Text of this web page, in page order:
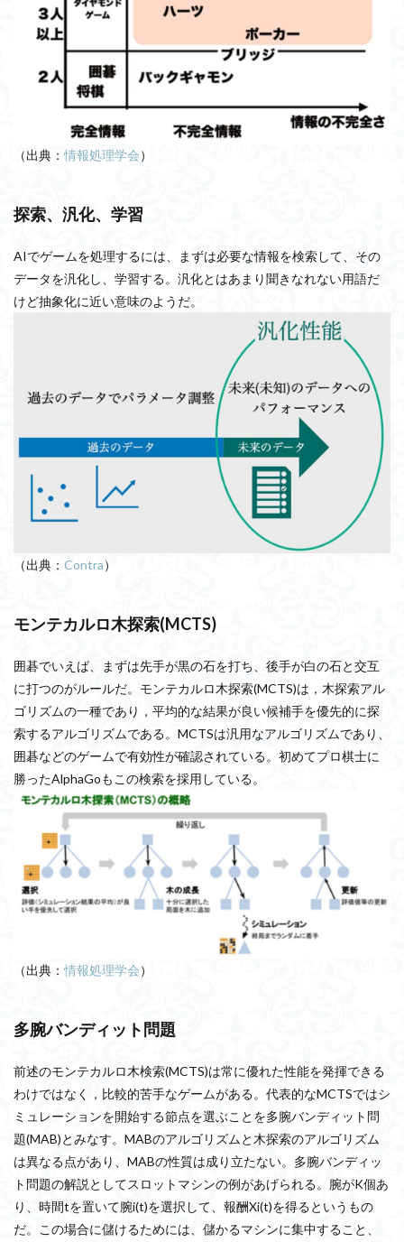
（出典：情報処理学会）
探索、汎化、学習
AIでゲームを処理するには、まずは必要な情報を検索して、その
データを汎化し、学習する。汎化とはあまり聞きなれない用語だ
けど抽象化に近い意味のようだ。
（出典： Contra）
モンテカルロ木探索(MCTS)
囲碁でいえば、まずは先手が黒の石を打ち、後手が白の石と交互
に打つのがルールだ。モンテカルロ木探索(MCTS)は，木探索アル
ゴリズムの一種であり，平均的な結果が良い候補手を優先的に探
索するアルゴリズムである。MCTSは汎用なアルゴリズムであり、
囲碁などのゲームで有効性が確認されている。初めてプロ棋士に
勝ったAlphaGoもこの検索を採用している。
（出典：情報処理学会）
多腕バンディット問題
前述のモンテカルロ木検索(MCTS)は常に優れた性能を発揮できる
わけではなく，比較的苦手なゲームがある。代表的なMCTSではシ
ミュレーションを開始する節点を選ぶことを多腕バンディット問
題(MAB)とみなす。MABのアルゴリズムと木探索のアルゴリズム
は異なる点があり、MABの性質は成り立たない。多腕バンディッ
ト問題の解説としてスロットマシンの例があげられる。腕がK個あ
り、時間tを置いて腕i(t)を選択して、報酬Xi(t)を得るというもの
だ。この場合に儲けるためには、儲かるマシンに集中すること、